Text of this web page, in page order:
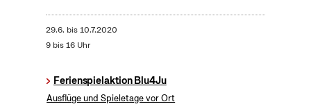
29.6. bis10.7.2020
9 bis 16 Uhr
Ferienspielaktion Blu4Ju
Ausflüge und Spieletage vor Ort